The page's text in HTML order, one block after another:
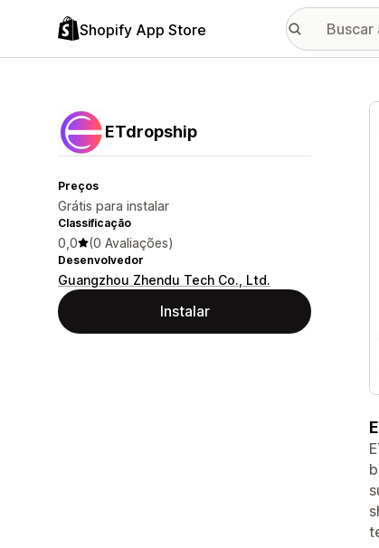
Shopify App Store
ETdropship
Preços
Grátis para instalar
Classificação
0,0 (0 Avaliações)
Desenvolvedor
Guangzhou Zhendu Tech Co., Ltd.
Instalar